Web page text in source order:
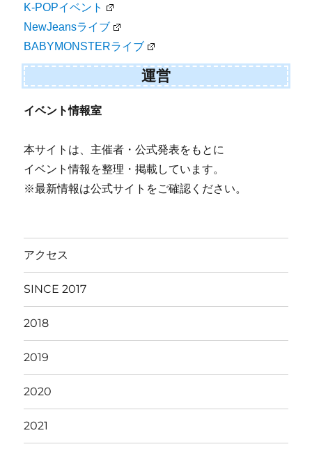
K-POPイベント
NewJeansライブ
BABYMONSTERライブ
運営
イベント情報室
本サイトは、主催者・公式発表をもとに
イベント情報を整理・掲載しています。
※最新情報は公式サイトをご確認ください。
アクセス
SINCE 2017
2018
2019
2020
2021